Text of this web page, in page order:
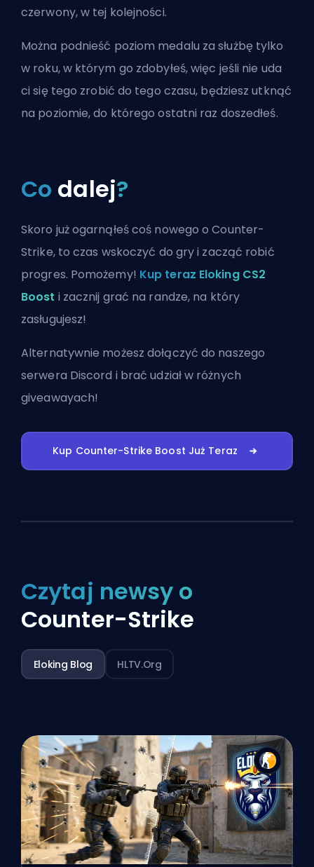
czerwony, w tej kolejności.
Można podnieść poziom medalu za służbę tylko
w roku, w którym go zdobyłeś, więc jeśli nie uda
ci się tego zrobić do tego czasu, będziesz utknąć
na poziomie, do którego ostatni raz doszedłeś.
Co dalej?
Skoro już ogarnąłeś coś nowego o Counter-
Strike, to czas wskoczyć do gry i zacząć robić
progres. Pomożemy! Kup teraz Eloking CS2
Boost i zacznij grać na randze, na który
zasługujesz!
Alternatywnie możeszdołączyć do naszego
serwera Discord i brać udział w różnych
giveawayach!
Kup Counter-Strike Boost Już Teraz
Czytaj newsy o
Counter-Strike
Eloking Blog HLTV.org